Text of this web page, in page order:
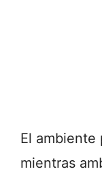
El ambiente
mientras